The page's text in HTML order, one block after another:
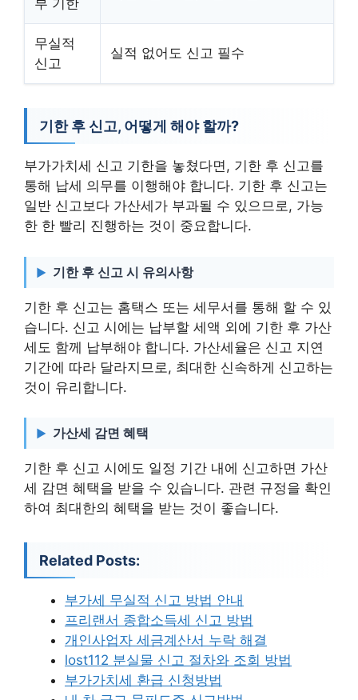
부 기한
무실적
신고
실적 없어도 신고 필수
기한 후 신고, 어떻게 해야 할까?
부가가치세 신고 기한을 놓쳤다면, 기한 후 신고를
통해 납세 의무를 이행해야 합니다. 기한 후 신고는
일반 신고보다 가산세가 부과될 수 있으므로, 가능
한 한 빨리 진행하는 것이 중요합니다.
기한 후 신고 시 유의사항
기한 후 신고는 홈택스 또는 세무서를 통해 할 수 있
습니다. 신고 시에는 납부할 세액 외에 기한 후 가산
세도 함께 납부해야 합니다. 가산세율은 신고 지연
기간에 따라 달라지므로, 최대한 신속하게 신고하는
것이 유리합니다.
가산세 감면 혜택
기한 후 신고 시에도 일정 기간 내에 신고하면 가산
세 감면 혜택을 받을 수 있습니다. 관련 규정을 확인
하여 최대한의 혜택을 받는 것이 좋습니다.
Related Posts:
부가세 무실적 신고 방법 안내
프리랜서 종합소득세 신고 방법
개인사업자 세금계산서 누락 해결
lost112 분실물 신고 절차와 조회 방법
부가가치세 환급 신청방법